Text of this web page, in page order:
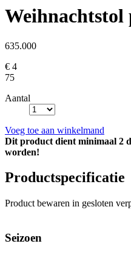
Weihnachtstol
635.000
€ 4
75
Aantal
Voeg toe aan winkelmand
Dit product dient minimaal 2
worden!
Productspecificatie
Product bewaren in gesloten
Seizoen